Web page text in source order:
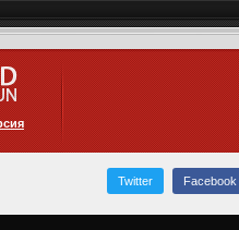
Twitter Facebook